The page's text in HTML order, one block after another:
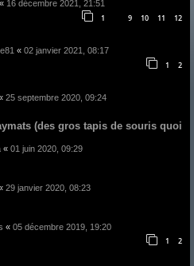
« 16 décembre 2021, 21:51
1 9 10 11 12
« 02 janvier 2021, 08:17
1 2
25 septembre 2020, 09:24
(des gros tapis de souris quoi
« 01 juin 2020, 09:29
29 janvier 2020, 08:23
« 05 décembre 2019, 19:20
1 2